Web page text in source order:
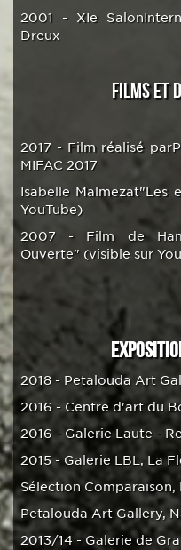
2001 - XIe
Dreux
FILMS ET
2017 - Film réalisé
MIFAC 2017
Isabelle Malmezat"Les
YouTube)
2007 - Film de
Ouverte" (visible sur
2018 - Petalouda Art
2016 - Centre d'art du
2016 - Galerie Laute -
2015 - Galerie LBL, La
Sélection Comparaison,
Petalouda Art Gallery,
2013/14 - Galerie de